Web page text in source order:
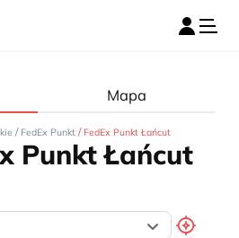
Mapa
/ FedEx Punkt / FedEx Punkt Łańcut
Punkt Łańcut